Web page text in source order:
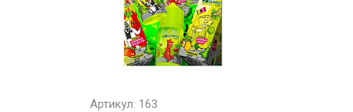
Артикул: 163